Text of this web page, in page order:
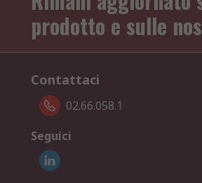
prodotto e sulle
Contattaci
02.66.058.1
Seguici